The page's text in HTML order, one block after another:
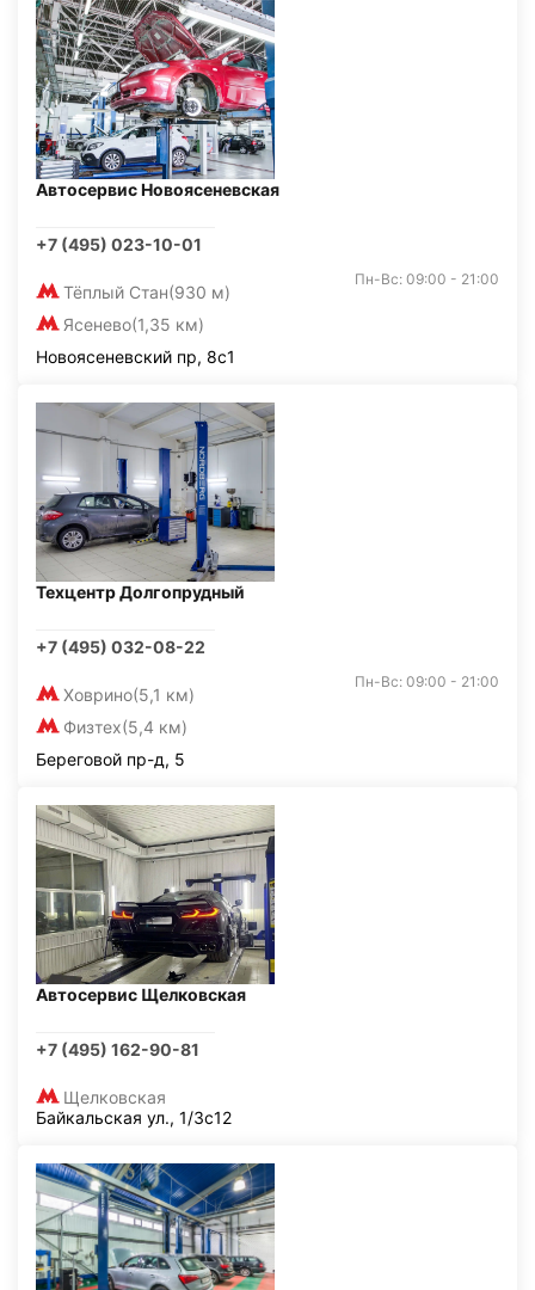
Автосервис Новоясеневская
+7 (495) 023-10-01
Тёплый Стан(930 м)
Ясенево(1,35 км)
Пн-Вс: 09:00 - 21:00
Новоясеневский пр, 8с1
Техцентр Долгопрудный
+7 (495) 032-08-22
Ховрино(5,1 км)
Физтех(5,4 км)
Пн-Вс: 09:00 - 21:00
Береговой пр-д, 5
Автосервис Щелковская
+7 (495) 162-90-81
Щелковская
Байкальская ул., 1/3с12